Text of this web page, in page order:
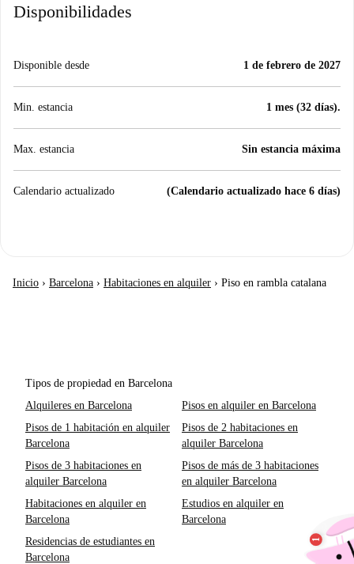
Disponibilidades
Disponible desde 1 de febrero de 2027
Min. estancia 1 mes (32 días).
Max. estancia Sin estancia máxima
Calendario actualizado (Calendario actualizado hace 6 días)
Inicio › Barcelona › Habitaciones en alquiler › Piso en rambla catalana
Tipos de propiedad en Barcelona
Alquileres en Barcelona
Pisos en alquiler en Barcelona
Pisos de 1 habitación en alquiler
Barcelona
Pisos de 2 habitaciones en
alquiler Barcelona
Pisos de 3 habitaciones en
alquiler Barcelona
Pisos de más de 3 habitaciones
en alquiler Barcelona
Habitaciones en alquiler en
Barcelona
Estudios en alquiler en
Barcelona
Residencias de estudiantes en
Barcelona